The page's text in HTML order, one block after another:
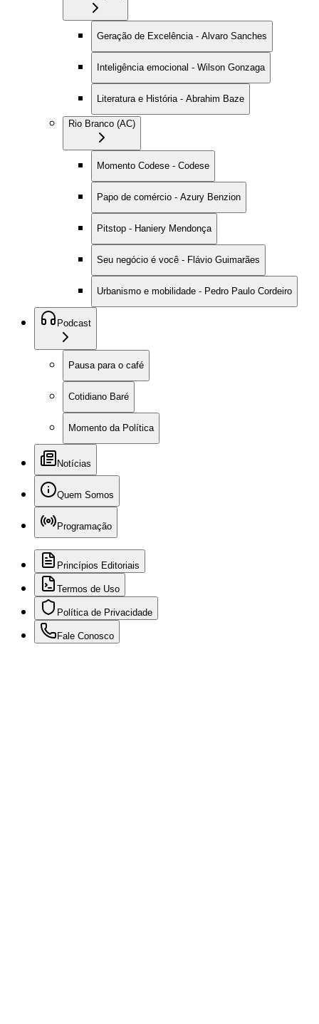
Geração de Excelência - Alvaro Sanches
Inteligência emocional - Wilson Gonzaga
Literatura e História - Abrahim Baze
Rio Branco (AC)
Momento Codese - Codese
Papo de comércio - Azury Benzion
Pitstop - Haniery Mendonça
Seu negócio é você - Flávio Guimarães
Urbanismo e mobilidade - Pedro Paulo Cordeiro
Podcast
Pausa para o café
Cotidiano Baré
Momento da Política
Notícias
Quem Somos
Programação
Princípios Editoriais
Termos de Uso
Política de Privacidade
Fale Conosco